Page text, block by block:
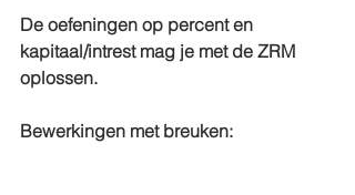
De oefeningen op percent en
kapitaal/intrest mag je met de ZRM
oplossen.
Bewerkingen met breuken: